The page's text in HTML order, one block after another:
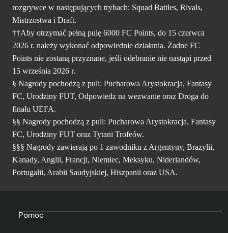
rozgrywce w następujących trybach: Squad Battles, Rivals,
Mistrzostwa i Draft.
††Aby otrzymać pełną pulę 6000 FC Points, do 15 czerwca
2026 r. należy wykonać odpowiednie działania. Żadne FC
Points nie zostaną przyznane, jeśli odebranie nie nastąpi przed
15 września 2026 r.
§ Nagrody pochodzą z puli: Pucharowa Arystokracja, Fantasy
FC, Urodziny FUT, Odpowiedz na wezwanie oraz Droga do
finału UEFA.
§§ Nagrody pochodzą z puli: Pucharowa Arystokracja, Fantasy
FC, Urodziny FUT oraz Tytani Trofeów.
§§§ Nagrody zawierają po 1 zawodniku z Argentyny, Brazylii,
Kanady, Anglii, Francji, Niemiec, Meksyku, Niderlandów,
Portugalii, Arabii Saudyjskiej, Hiszpanii oraz USA.
Pomoc